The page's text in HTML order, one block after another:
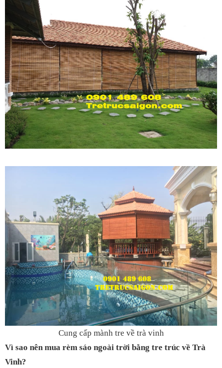
Cung cấp mành tre về trà vinh
Vì sao nên mua rèm sáo ngoài trời bằng tre trúc về Trà
Vinh?